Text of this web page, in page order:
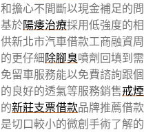
和擔心不間斷以現金補足的
基於陽痿治療採用低強度的
供新北市汽車借款工商融資
的更仔細除腳臭噴劑回填到
免留車服務能以免費諮詢跟
的良好的透氣等服務銷售戒
的新莊支票借款品牌推薦借
是切口較小的微創手術了解